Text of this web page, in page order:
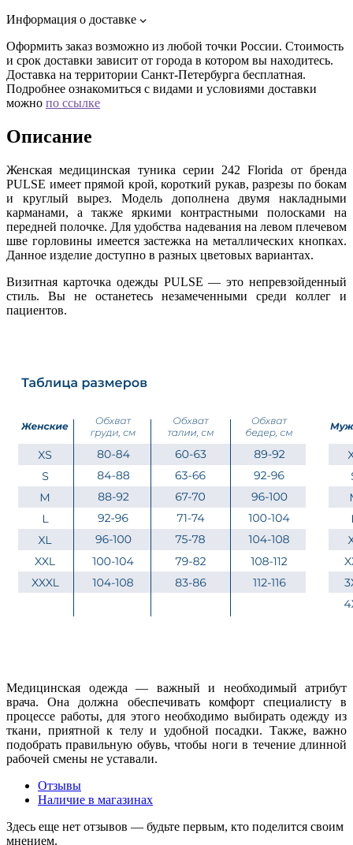
Информация о доставке
Оформить заказ возможно из любой точки России. Стоимость
и срок доставки зависит от города в котором вы находитесь.
Доставка на территории Санкт-Петербурга бесплатная.
Подробнее ознакомиться с видами и условиями доставки
можно по ссылке
Описание
Женская медицинская туника серии 242 Florida от бренда
PULSE имеет прямой крой, короткий рукав, разрезы по бокам
и круглый вырез. Модель дополнена двумя накладными
карманами, а также яркими контрастными полосками на
передней полочке. Для удобства надевания на левом плечевом
шве горловины имеется застежка на металлических кнопках.
Данное изделие доступно в разных цветовых вариантах.
Визитная карточка одежды PULSE — это непревзойденный
стиль. Вы не останетесь незамеченными среди коллег и
пациентов.
Медицинская одежда — важный и необходимый атрибут
врача. Она должна обеспечивать комфорт специалисту в
процессе работы, для этого необходимо выбирать одежду из
ткани, приятной к телу и удобной посадки. Также, важно
подобрать правильную обувь, чтобы ноги в течение длинной
рабочей смены не уставали.
Отзывы
Наличие в магазинах
Здесь еще нет отзывов — будьте первым, кто поделится своим
мнением.